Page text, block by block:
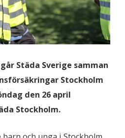
Städa Sverige samman
Stockholm
den 26 april
Stockholm.